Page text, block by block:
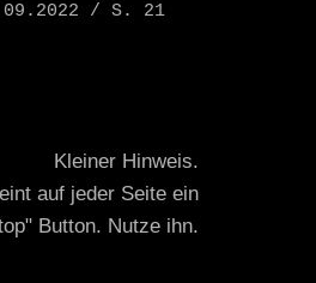
/ S. 21
Kleiner Hinweis.
auf jeder Seite ein
Button. Nutze ihn.